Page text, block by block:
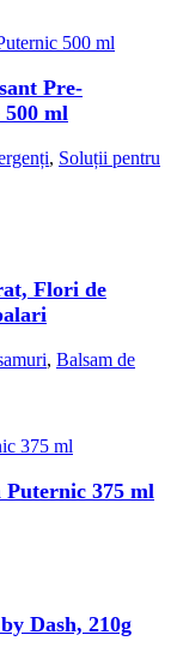
Pre-
ml
, Soluții pentru
Flori de
, Balsam de
375 ml
Dash, 210g